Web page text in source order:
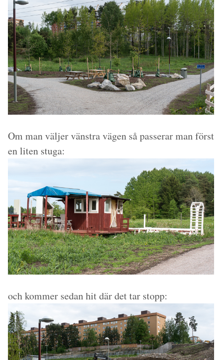
Om man väljer vänstra vägen så passerar man först
en liten stuga:
och kommer sedan hit där det tar stopp: